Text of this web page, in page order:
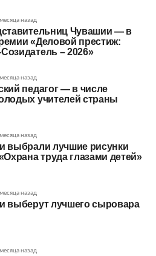
назад
Чувашии — в
«Деловой престиж:
– 2026»
назад
педагог — в числе
учителей страны
назад
выбрали лучшие рисунки
труда глазами детей»
назад
выберут лучшего сыровара
назад